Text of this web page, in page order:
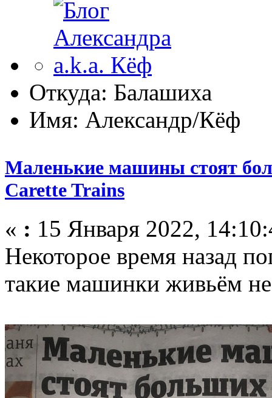
Откуда: Балашиха
Имя: Александр/Кёф
Маленькие машины стоят
Carette Trains
« : 15 Января 2022,
Некоторое время назад
такие машинки живьём